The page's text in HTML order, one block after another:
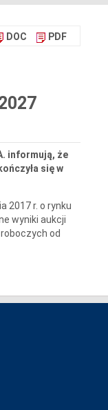
DOC PDF
informują, że
się w
2017 r. o rynku
wyniki aukcji
od